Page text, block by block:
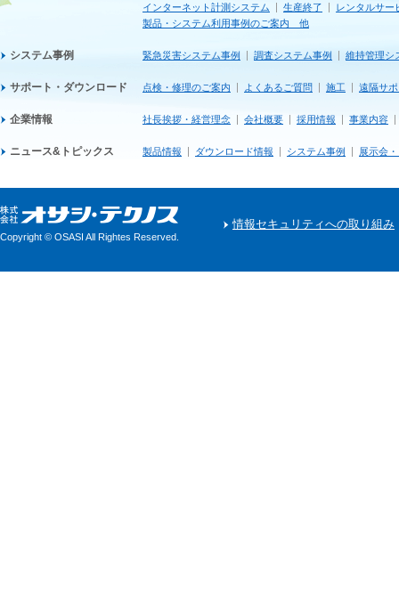
インターネット計測システム
生産終了
レンタルサー
製品・システム利用事例のご案内 他
システム事例 緊急災害システム事例 調査システム事例 維持管理シ
サポート・ダウンロード 点検・修理のご案内 よくあるご質問 施工 遠隔サ
企業情報 社長挨拶・経営理念 会社概要 採用情報 事業内容
ニュース&トピックス 製品情報 ダウンロード情報 システム事例 展示会
Copyright © OSASI All Rightes Reserved.
情報セキュリティへの取り組み